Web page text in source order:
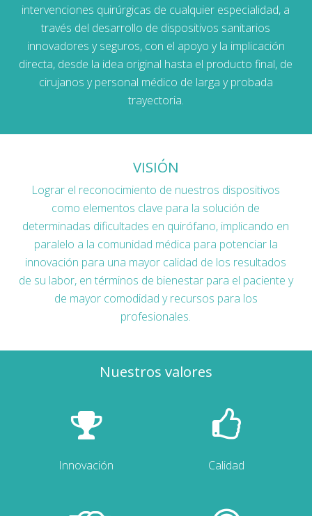
intervenciones quirúrgicas de cualquier especialidad, a
través del desarrollo de dispositivos sanitarios
innovadores y seguros, con el apoyo y la implicación
directa, desde la idea original hasta el producto final, de
cirujanos y personal médico de larga y probada
trayectoria.
VISIÓN
Lograr el reconocimiento de nuestros dispositivos
como elementos clave para la solución de
determinadas dificultades en quirófano, implicando en
paralelo a la comunidad médica para potenciar la
innovación para una mayor calidad de los resultados
de su labor, en términos de bienestar para el paciente y
de mayor comodidad y recursos para los
profesionales.
Nuestros valores
Innovación Calidad